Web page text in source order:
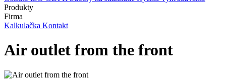
Produkty
Firma
Kalkulačka Kontakt
Air outlet from the front